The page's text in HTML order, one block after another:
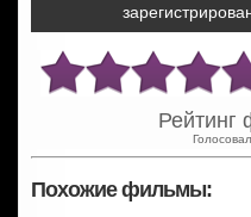
Рейтинг
Похожие фильмы: